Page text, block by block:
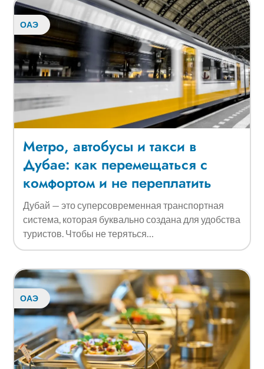
ОАЭ
Метро, автобусы и такси в
Дубае: как перемещаться с
комфортом и не переплатить
Дубай — это суперсовременная транспортная
система, которая буквально создана для удобства
туристов. Чтобы не теряться…
ОАЭ